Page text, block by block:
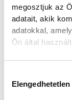
megosztjuk az
adatait, akik
adatokkal,
Ön által
Elengedhetetlen
Veszprémi
Szauer István